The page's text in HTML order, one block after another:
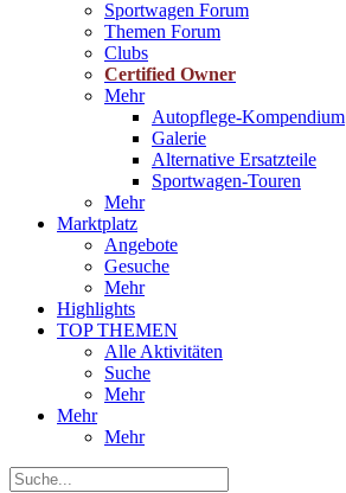
Sportwagen Forum
Themen Forum
Clubs
Certified Owner
Mehr
Autopflege-Kompendium
Galerie
Alternative Ersatzteile
Sportwagen-Touren
Mehr
Marktplatz
Angebote
Gesuche
Mehr
Highlights
TOP THEMEN
Alle Aktivitäten
Suche
Mehr
Mehr
Mehr